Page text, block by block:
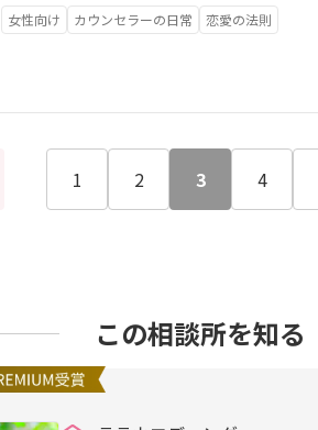
目に留まるようにしたい！②自然の光が入
が自然な印象になる④男性は特に背景とのバ
方はぜひご相談くださいね！あなたらしさ
女性向け カウンセラーの日常 恋愛の法則
1 2 3 4
この相談所を知る